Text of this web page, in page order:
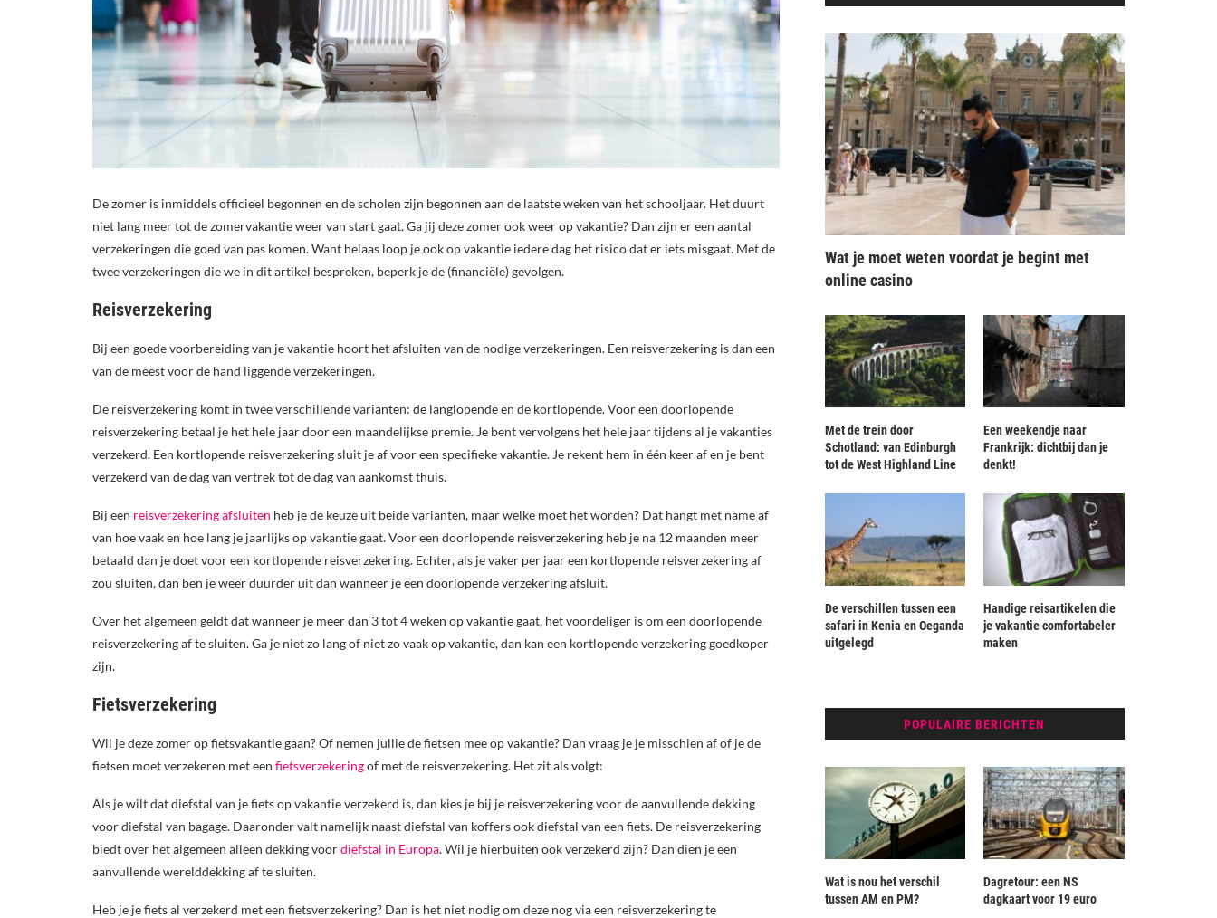
De zomer is inmiddels officieel begonnen en de scholen zijn begonnen aan de laatste weken van het schooljaar. Het duurt
niet lang meer tot de zomervakantie weer van start gaat. Ga jij deze zomer ook weer op vakantie? Dan zijn er een aantal
verzekeringen die goed van pas komen. Want helaas loop je ook op vakantie iedere dag het risico dat er iets misgaat. Met de
twee verzekeringen die we in dit artikel bespreken, beperk je de (financiële) gevolgen.
Reisverzekering
Bij een goede voorbereiding van je vakantie hoort het afsluiten van de nodige verzekeringen. Een reisverzekering is dan een
van de meest voor de hand liggende verzekeringen.
De reisverzekering komt in twee verschillende varianten: de langlopende en de kortlopende. Voor een doorlopende
reisverzekering betaal je het hele jaar door een maandelijkse premie. Je bent vervolgens het hele jaar tijdens al je vakanties
verzekerd. Een kortlopende reisverzekering sluit je af voor een specifieke vakantie. Je rekent hem in één keer af en je bent
verzekerd van de dag van vertrek tot de dag van aankomst thuis.
Bij een reisverzekering afsluiten heb je de keuze uit beide varianten, maar welke moet het worden? Dat hangt met name af
van hoe vaak en hoe lang je jaarlijks op vakantie gaat. Voor een doorlopende reisverzekering heb je na 12 maanden meer
betaald dan je doet voor een kortlopende reisverzekering. Echter, als je vaker per jaar een kortlopende reisverzekering af
zou sluiten, dan ben je weer duurder uit dan wanneer je een doorlopende verzekering afsluit.
Over het algemeen geldt dat wanneer je meer dan 3 tot 4 weken op vakantie gaat, het voordeliger is om een doorlopende
reisverzekering af te sluiten. Ga je niet zo lang of niet zo vaak op vakantie, dan kan een kortlopende verzekering goedkoper
zijn.
Fietsverzekering
Wil je deze zomer op fietsvakantie gaan? Of nemen jullie de fietsen mee op vakantie? Dan vraag je je misschien af of je de
fietsen moet verzekeren met een fietsverzekeringof met de reisverzekering. Het zit als volgt:
Als je wilt dat diefstal van je fiets op vakantie verzekerd is, dan kies je bij je reisverzekering voor de aanvullende dekking
voor diefstal van bagage. Daaronder valt namelijk naast diefstal van koffers ook diefstal van een fiets. De reisverzekering
biedt over het algemeen alleen dekking voordiefstal in Europa. Wil je hierbuiten ook verzekerd zijn? Dan dien je een
aanvullende werelddekking af te sluiten.
Heb je je fiets al verzekerd met een fietsverzekering? Dan is het niet nodig om deze nog via een reisverzekering te
Wat je moet weten voordat je begint met
online casino
Met de trein door
Schotland: van Edinburgh
tot de West Highland Line
Een weekendje naar
Frankrijk: dichtbij dan je
denkt!
De verschillen tussen een
safari in Kenia en Oeganda
uitgelegd
Handige reisartikelen die
je vakantie comfortabeler
maken
POPULAIRE BERICHTEN
Wat is nou het verschil
tussen AM en PM?
Dagretour: een NS
dagkaart voor 19 euro